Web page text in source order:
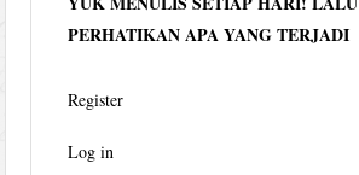
PERHATIKAN APA YANG TERJADI
Register
Log in